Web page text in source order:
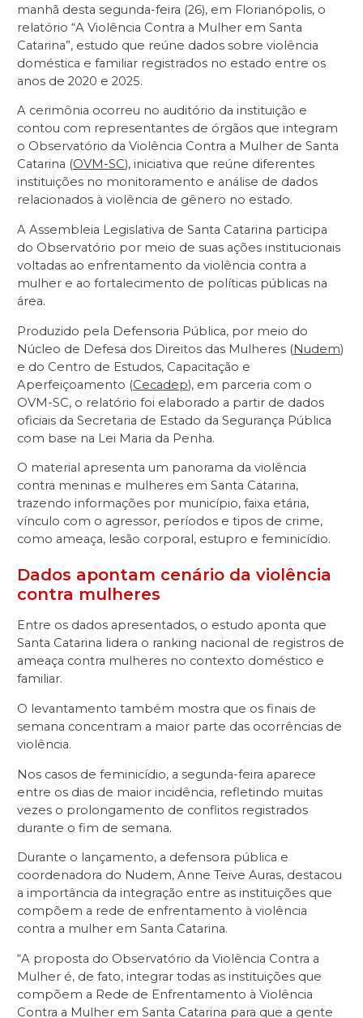
manhã desta segunda-feira (26), em Florianópolis, o
relatório “A Violência Contra a Mulher em Santa
Catarina”, estudo que reúne dados sobre violência
doméstica e familiar registrados no estado entre os
anos de 2020 e 2025.
A cerimônia ocorreu no auditório da instituição e
contou com representantes de órgãos que integram
o Observatório da Violência Contra a Mulher de Santa
Catarina (OVM-SC), iniciativa que reúne diferentes
instituições no monitoramento e análise de dados
relacionados à violência de gênero no estado.
A Assembleia Legislativa de Santa Catarina participa
do Observatório por meio de suas ações institucionais
voltadas ao enfrentamento da violência contra a
mulher e ao fortalecimento de políticas públicas na
área.
Produzido pela Defensoria Pública, por meio do
Núcleo de Defesa dos Direitos das Mulheres (Nudem)
e do Centro de Estudos, Capacitação e
Aperfeiçoamento (Cecadep), em parceria com o
OVM-SC, o relatório foi elaborado a partir de dados
oficiais da Secretaria de Estado da Segurança Pública
com base na Lei Maria da Penha.
O material apresenta um panorama da violência
contra meninas e mulheres em Santa Catarina,
trazendo informações por município, faixa etária,
vínculo com o agressor, períodos e tipos de crime,
como ameaça, lesão corporal, estupro e feminicídio.
Dados apontam cenário da violência
contra mulheres
Entre os dados apresentados, o estudo aponta que
Santa Catarina lidera o ranking nacional de registros de
ameaça contra mulheres no contexto doméstico e
familiar.
O levantamento também mostra que os finais de
semana concentram a maior parte das ocorrências de
violência.
Nos casos de feminicídio, a segunda-feira aparece
entre os dias de maior incidência, refletindo muitas
vezes o prolongamento de conflitos registrados
durante o fim de semana.
Durante o lançamento, a defensora pública e
coordenadora do Nudem, Anne Teive Auras, destacou
a importância da integração entre as instituições que
compõem a rede de enfrentamento à violência
contra a mulher em Santa Catarina.
“A proposta do Observatório da Violência Contra a
Mulher é, de fato, integrar todas as instituições que
compõem a Rede de Enfrentamento à Violência
Contra a Mulher em Santa Catarina para que a gente